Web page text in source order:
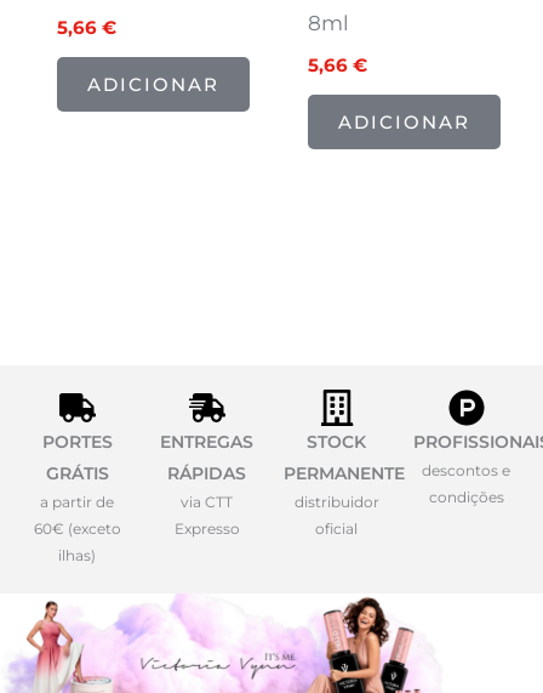
5,66 €
ADICIONAR
8ml
5,66€
ADICIONAR
PORTES
GRÁTIS
a partir de
60€ (exceto
ilhas)
ENTREGAS
RÁPIDAS
via CTT
Expresso
STOCK
PERMANENTE
distribuidor
oficial
descontos e
condições